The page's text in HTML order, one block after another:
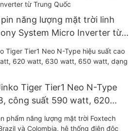
năng lượng mặt trời linh
System Micro Inverter từ
Tiger Tier1 Neo N-Type
công suất 590 watt, 620
watt, dạng module hai mặt.